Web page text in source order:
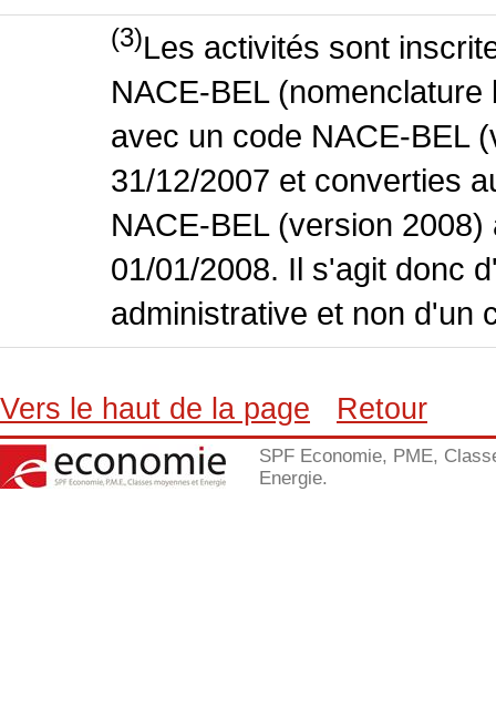
(3)Les activités sont
NACE-BEL
avec un code NACE-BEL
31/12/2007 et converties
NACE-BEL (version
01/01/2008. Il s'agit donc
administrative et non d'un
Vers le haut de la page Retour
SPF Economie, PME,
Energie.